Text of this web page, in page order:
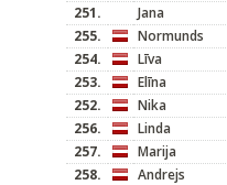
251.
Jana
255.
Normunds
254.
Līva
253.
Elīna
252.
Nika
256.
Linda
257.
Marija
258.
Andrejs